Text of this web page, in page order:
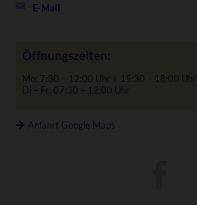
E-Mail
Öffnungszeiten:
Mo: 7:30 – 12:00 Uhr + 15:30 – 18:00 Uhr
Di – Fr: 07:30 – 12:00 Uhr
Anfahrt Google Maps